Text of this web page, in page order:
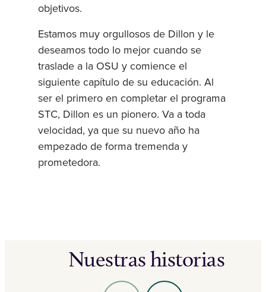
objetivos.
Estamos muy orgullosos de Dillon y le
deseamos todo lo mejor cuando se
traslade a la OSU y comience el
siguiente capítulo de su educación. Al
ser el primero en completar el programa
STC, Dillon es un pionero. Va a toda
velocidad, ya que su nuevo año ha
empezado de forma tremenda y
prometedora.
Nuestras historias